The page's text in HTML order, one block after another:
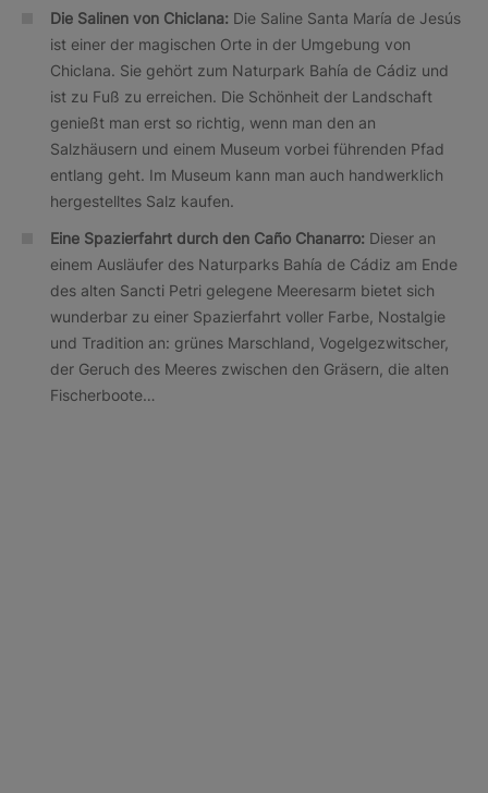
Die Salinen von Chiclana: Die Saline Santa María de Jesús
ist einer der magischen Orte in der Umgebung von
Chiclana. Sie gehört zum Naturpark Bahía de Cádiz und
ist zu Fuß zu erreichen. Die Schönheit der Landschaft
genießt man erst so richtig, wenn man den an
Salzhäusern und einem Museum vorbei führenden Pfad
entlang geht. Im Museum kann man auch handwerklich
hergestelltes Salz kaufen.
Eine Spazierfahrt durch den Caño Chanarro: Dieser an
einem Ausläufer des Naturparks Bahía de Cádiz am Ende
des alten Sancti Petri gelegene Meeresarm bietet sich
wunderbar zu einer Spazierfahrt voller Farbe, Nostalgie
und Tradition an: grünes Marschland, Vogelgezwitscher,
der Geruch des Meeres zwischen den Gräsern, die alten
Fischerboote…